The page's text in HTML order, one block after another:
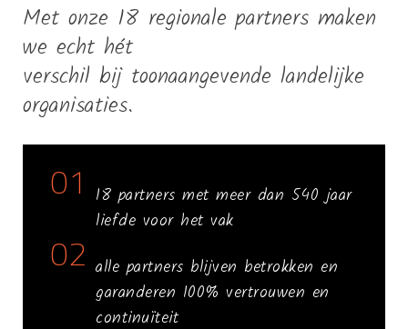
Met onze 18 regionale partners maken
we echt hét
verschil bij toonaangevende landelijke
organisaties.
01
18 partners met meer dan 540 jaar
liefde voor het vak
02 alle partners blijven betrokken en
garanderen 100% vertrouwen en
continuïteit